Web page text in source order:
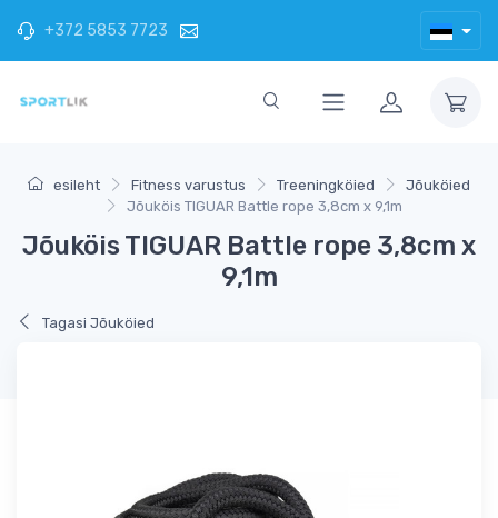
+372 5853 7723
esileht Fitness varustus Treeningköied
Jõuköied
Jõuköis TIGUAR Battle rope 3,8cm x 9,1m
Jõuköis TIGUAR Battle rope 3,8cm x
9,1m
Tagasi Jõuköied